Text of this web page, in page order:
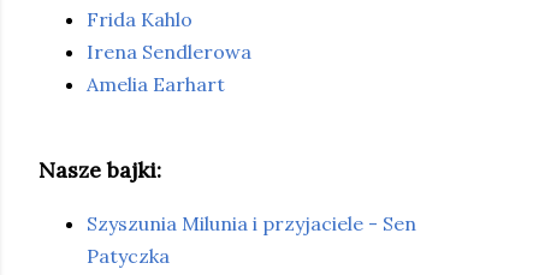
Frida Kahlo
Irena Sendlerowa
Amelia Earhart
Nasze bajki:
Szyszunia Milunia i przyjaciele - Sen
Patyczka